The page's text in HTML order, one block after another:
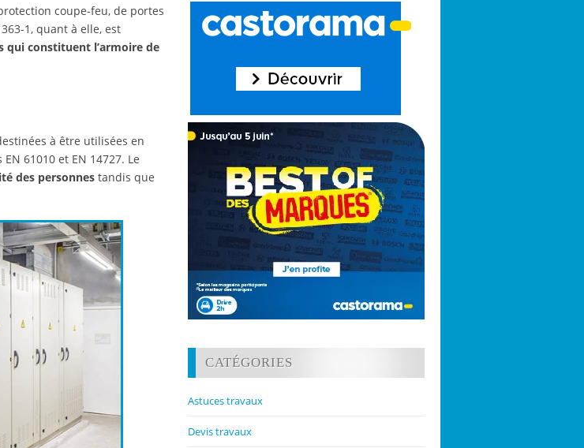
coupe-feu, de portes
1, quant à elle, est
qui constituent l’armoire de
à être utilisées en
61010 et EN 14727. Le
des personnes tandis que
CATÉGORIES
Astuces travaux
Devis travaux